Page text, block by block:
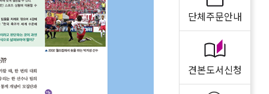
단체주문안내
견본도서신청